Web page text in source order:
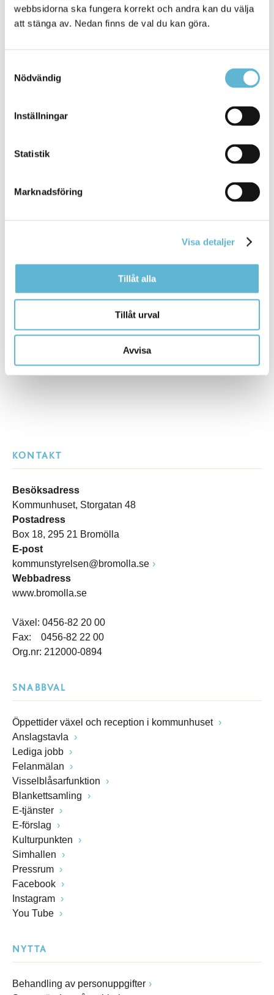
webbsidorna ska fungera korrekt och andra kan du välja
att stänga av. Nedan finns de val du kan göra.
Nödvändig
Inställningar
Statistik
Marknadsföring
Visa detaljer
Tillåt alla
Tillåt urval
Avvisa
Det finns flera cykel- och vandringsleder runt Ivösjön - läs
mer om dem här!
0456-82 22 51
Bromölla turistinformation
KONTAKT
Besöksadress
Kommunhuset, Storgatan 48
Postadress
Box 18, 295 21 Bromölla
E-post
kommunstyrelsen@bromolla.se
Webbadress
www.bromolla.se
Växel: 0456-82 20 00
Fax: 0456-82 22 00
Org.nr: 212000-0894
SNABBVAL
Öppettider växel och reception i kommunhuset
Anslagstavla
Lediga jobb
Felanmälan
Visselblåsarfunktion
Blankettsamling
E-tjänster
E-förslag
Kulturpunkten
Simhallen
Pressrum
Facebook
Instagram
You Tube
NYTTA
Behandling av personuppgifter